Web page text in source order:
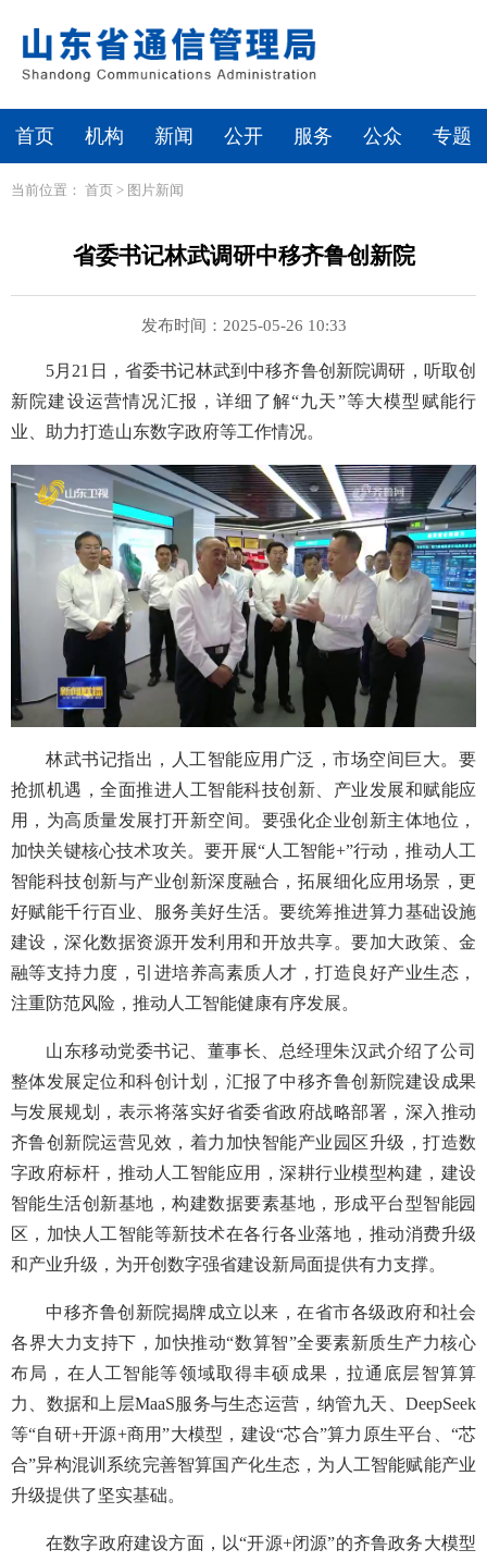
首页 机构 新闻 公开 服务 公众 专题
当前位置： 首页 > 图片新闻
省委书记林武调研中移齐鲁创新院
发布时间：2025-05-26 10:33
5月21日，省委书记林武到中移齐鲁创新院调研，听取创
新院建设运营情况汇报，详细了解“九天”等大模型赋能行
业、助力打造山东数字政府等工作情况。
林武书记指出，人工智能应用广泛，市场空间巨大。要
抢抓机遇，全面推进人工智能科技创新、产业发展和赋能应
用，为高质量发展打开新空间。要强化企业创新主体地位，
加快关键核心技术攻关。要开展“人工智能+”行动，推动人工
智能科技创新与产业创新深度融合，拓展细化应用场景，更
好赋能千行百业、服务美好生活。要统筹推进算力基础设施
建设，深化数据资源开发利用和开放共享。要加大政策、金
融等支持力度，引进培养高素质人才，打造良好产业生态，
注重防范风险，推动人工智能健康有序发展。
山东移动党委书记、董事长、总经理朱汉武介绍了公司
整体发展定位和科创计划，汇报了中移齐鲁创新院建设成果
与发展规划，表示将落实好省委省政府战略部署，深入推动
齐鲁创新院运营见效，着力加快智能产业园区升级，打造数
字政府标杆，推动人工智能应用，深耕行业模型构建，建设
智能生活创新基地，构建数据要素基地，形成平台型智能园
区，加快人工智能等新技术在各行各业落地，推动消费升级
和产业升级，为开创数字强省建设新局面提供有力支撑。
中移齐鲁创新院揭牌成立以来，在省市各级政府和社会
各界大力支持下，加快推动“数算智”全要素新质生产力核心
布局，在人工智能等领域取得丰硕成果，拉通底层智算算
力、数据和上层MaaS服务与生态运营，纳管九天、DeepSeek
等“自研+开源+商用”大模型，建设“芯合”算力原生平台、“芯
合”异构混训系统完善智算国产化生态，为人工智能赋能产业
升级提供了坚实基础。
在数字政府建设方面，以“开源+闭源”的齐鲁政务大模型